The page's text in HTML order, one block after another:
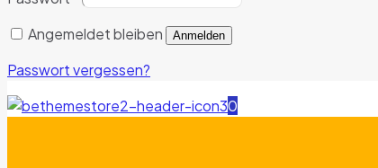
Angemeldet bleiben
Anmelden
Passwort vergessen?
0